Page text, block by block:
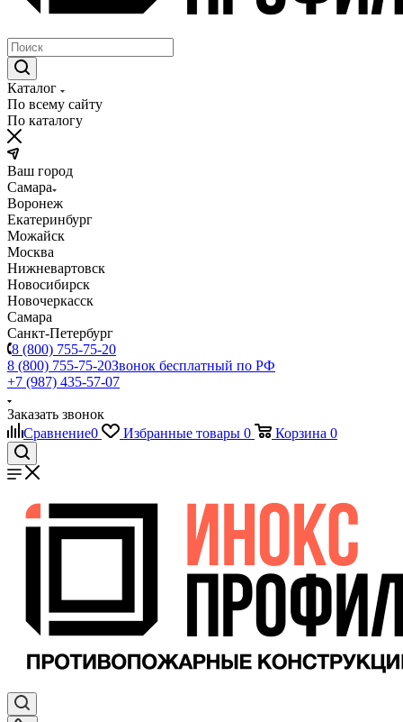
Каталог
По всему сайту
По каталогу
Ваш город
Самара
Воронеж
Екатеринбург
Можайск
Москва
Нижневартовск
Новосибирск
Новочеркасск
Самара
Санкт-Петербург
8 (800) 755-75-20
8 (800) 755-75-20Звонок бесплатный по РФ
+7 (987) 435-57-07
Заказать звонок
Сравнение0 Избранные товары 0 Корзина 0